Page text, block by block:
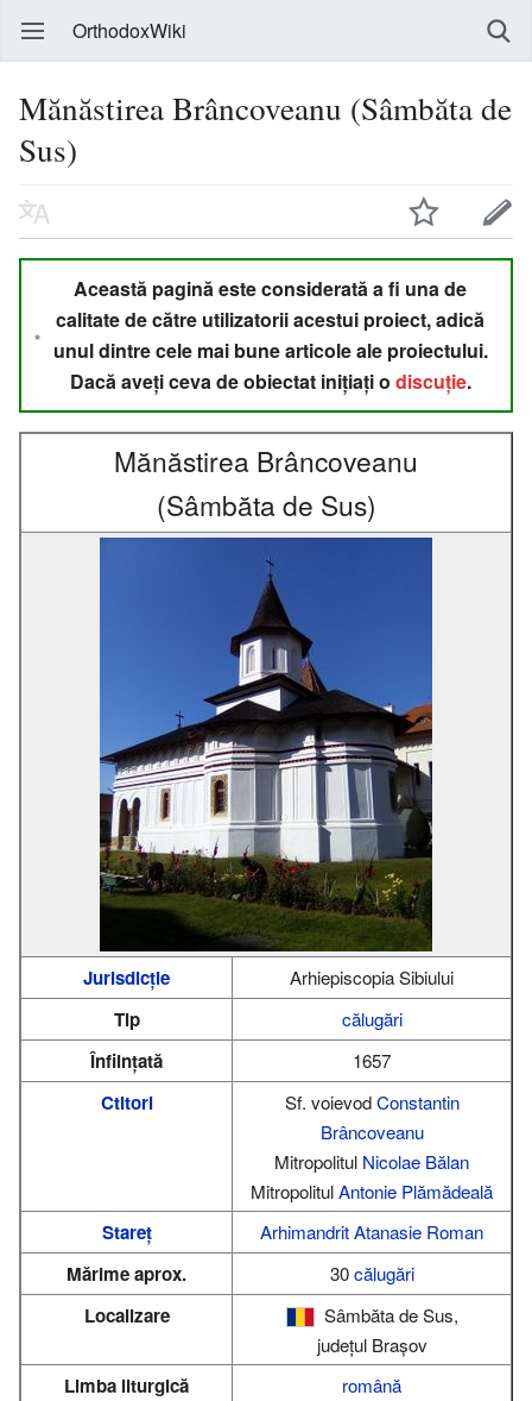
OrthodoxWiki
Mănăstirea Brâncoveanu (Sâmbăta de
Sus)
Această pagină este considerată a fi una de
calitate de către utilizatorii acestui proiect, adică
unul dintre cele mai bune articole ale proiectului.
Dacă aveți ceva de obiectat inițiați o discuție.
Mănăstirea Brâncoveanu
(Sâmbăta de Sus)
Jurisdicție Arhiepiscopia Sibiului
Tip călugări
Înființată 1657
Ctitori Sf. voievodConstantin
Brâncoveanu
Mitropolitul Nicolae Bălan
MitropolitulAntonie Plămădeală
Stareț ArhimandritAtanasie Roman
Mărime aprox. 30călugări
Localizare
Sâmbăta de Sus,
județul Brașov
Limba liturgică română